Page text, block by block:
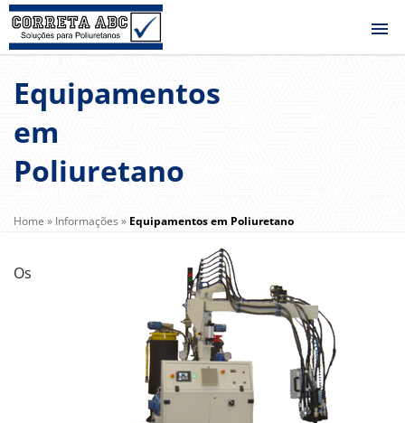
Equipamentos
em
Poliuretano
Home » Informações » Equipamentos em Poliuretano
Os